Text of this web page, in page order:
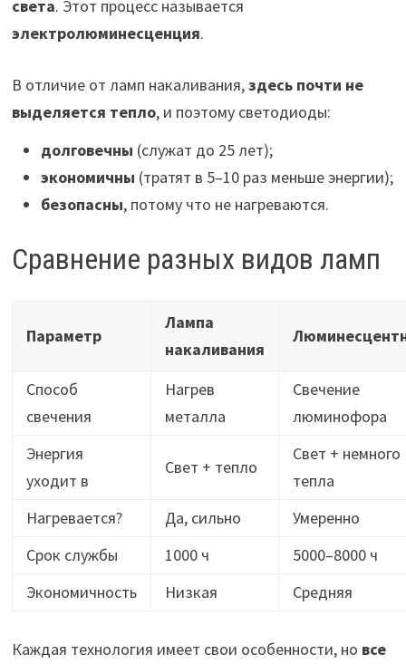
света. Этот процесс называется
электролюминесценция.
В отличие от ламп накаливания,здесь почти не
выделяется тепло, и поэтому светодиоды:
долговечны (служат до 25 лет);
экономичны (тратят в 5–10 раз меньше энергии);
безопасны, потому что не нагреваются.
Сравнение разных видов ламп
Параметр
Лампа
накаливания
Способ
свечения
Нагрев
металла
Свечение
люминофора
Энергия
уходит в
Свет + тепло
Свет + немного
тепла
Нагревается?
Да, сильно
Умеренно
Срок службы
1000 ч
5000–8000 ч
Экономичность
Низкая Средняя
Каждая технология имеет свои особенности, но все